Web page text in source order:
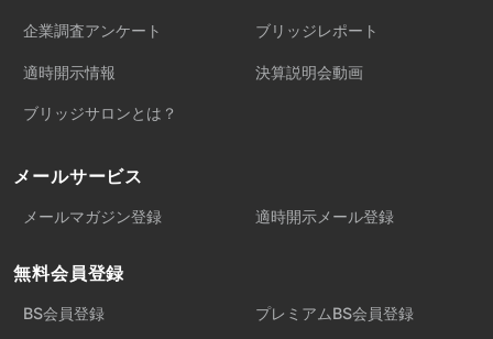
企業調査アンケート ブリッジレポート
適時開示情報 決算説明会動画
ブリッジサロンとは？
メールサービス
メールマガジン登録 適時開示メール登録
無料会員登録
BS会員登録 プレミアムBS会員登録